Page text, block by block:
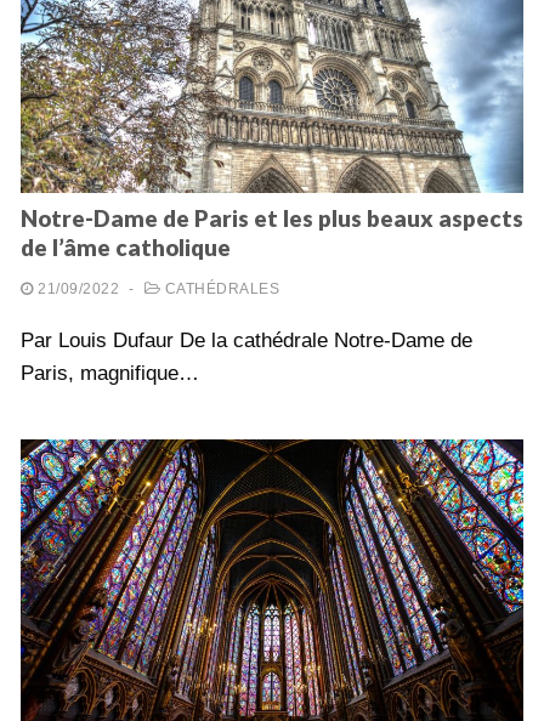
Notre-Dame de Paris et les plus beaux aspects
de l’âme catholique
21/09/2022 - CATHÉDRALES
Par Louis Dufaur De la cathédrale Notre-Dame de
Paris, magnifique…